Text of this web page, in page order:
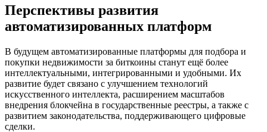
Перспективы развития
автоматизированных платформ
В будущем автоматизированные платформы для подбора и
покупки недвижимости за биткоины станут ещё более
интеллектуальными, интегрированными и удобными. Их
развитие будет связано с улучшением технологий
искусственного интеллекта, расширением масштабов
внедрения блокчейна в государственные реестры, а также с
развитием законодательства, поддерживающего цифровые
сделки.